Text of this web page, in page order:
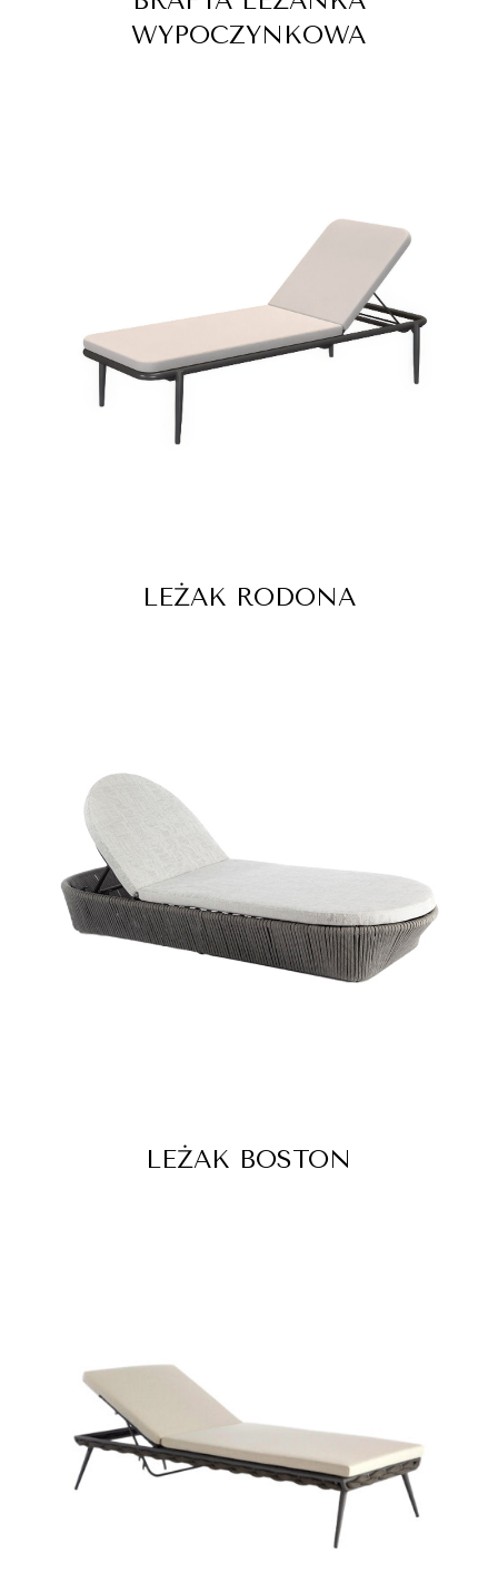
WYPOCZYNKOWA
LEŻAK RODONA
LEŻAK BOSTON